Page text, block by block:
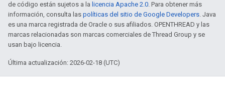
de código están sujetos a la licencia Apache 2.0. Para obtener más
información, consulta las políticas del sitio de Google Developers. Java
es una marca registrada de Oracle o sus afiliados. OPENTHREAD y las
marcas relacionadas son marcas comerciales de Thread Group y se
usan bajo licencia.
Última actualización: 2026-02-18 (UTC)